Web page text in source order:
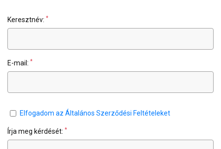
Keresztnév: *
E-mail: *
Elfogadom az Általános Szerződési Feltételeket
Írja meg kérdését: *